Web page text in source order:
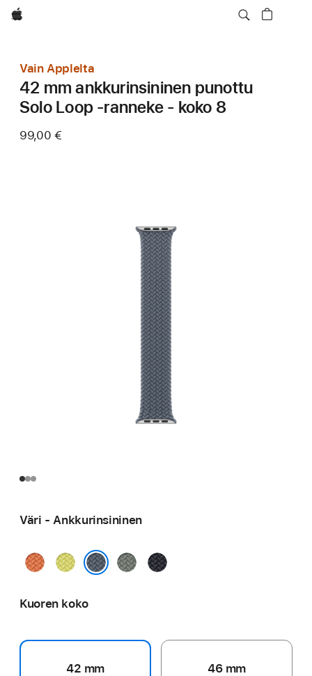
Apple
Vain Applelta
42 mm ankkurinsininen punottu
Solo Loop ‑ranneke - koko 8
99,00 €
Väri - Ankkurinsininen
KurkumaNeonkeltainenVihreänharmaa
Keskiyö
Kuoren koko
42 mm 46 mm